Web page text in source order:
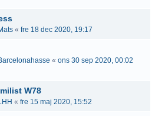
« fre 18 dec 2020, 19:17
« ons 30 sep 2020, 00:02
W78
« fre 15 maj 2020, 15:52